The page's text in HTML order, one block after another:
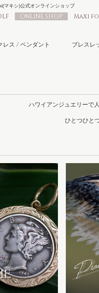
ONLINE SHOP Maxi
マキシ)公式オンラインショップ
レス / ペンダント ブレスレ
ハワイアンジュエリーで
ひとつひと